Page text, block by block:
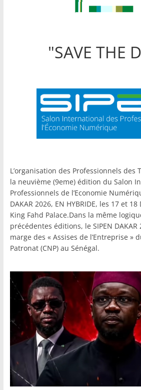
"SAVE THE
L’organisation des Professionnels des
la neuvième (9eme) édition du Salon
Professionnels de l’Economie
DAKAR 2026, EN HYBRIDE, les 17 et
King Fahd Palace.Dans la même
précédentes éditions, le SIPEN
marge des « Assises de l’Entreprise »
Patronat (CNP) au Sénégal.